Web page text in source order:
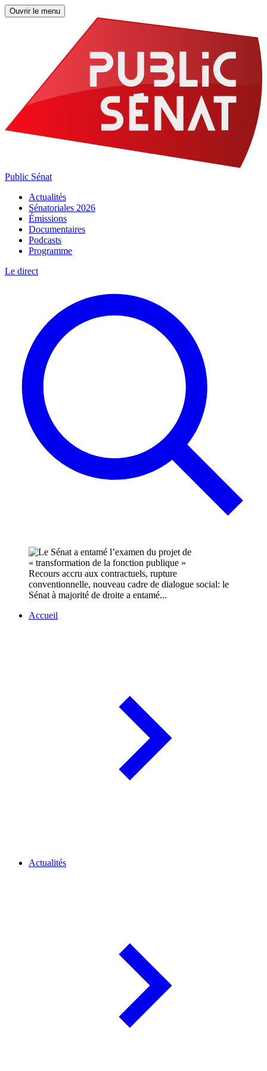
Ouvrir le menu
Public Sénat
Actualités
Sénatoriales 2026
Émissions
Documentaires
Podcasts
Programme
Le direct
Recours accru aux contractuels, rupture
conventionnelle, nouveau cadre de dialogue social: le
Sénat à majorité de droite a entamé...
Accueil
Actualités